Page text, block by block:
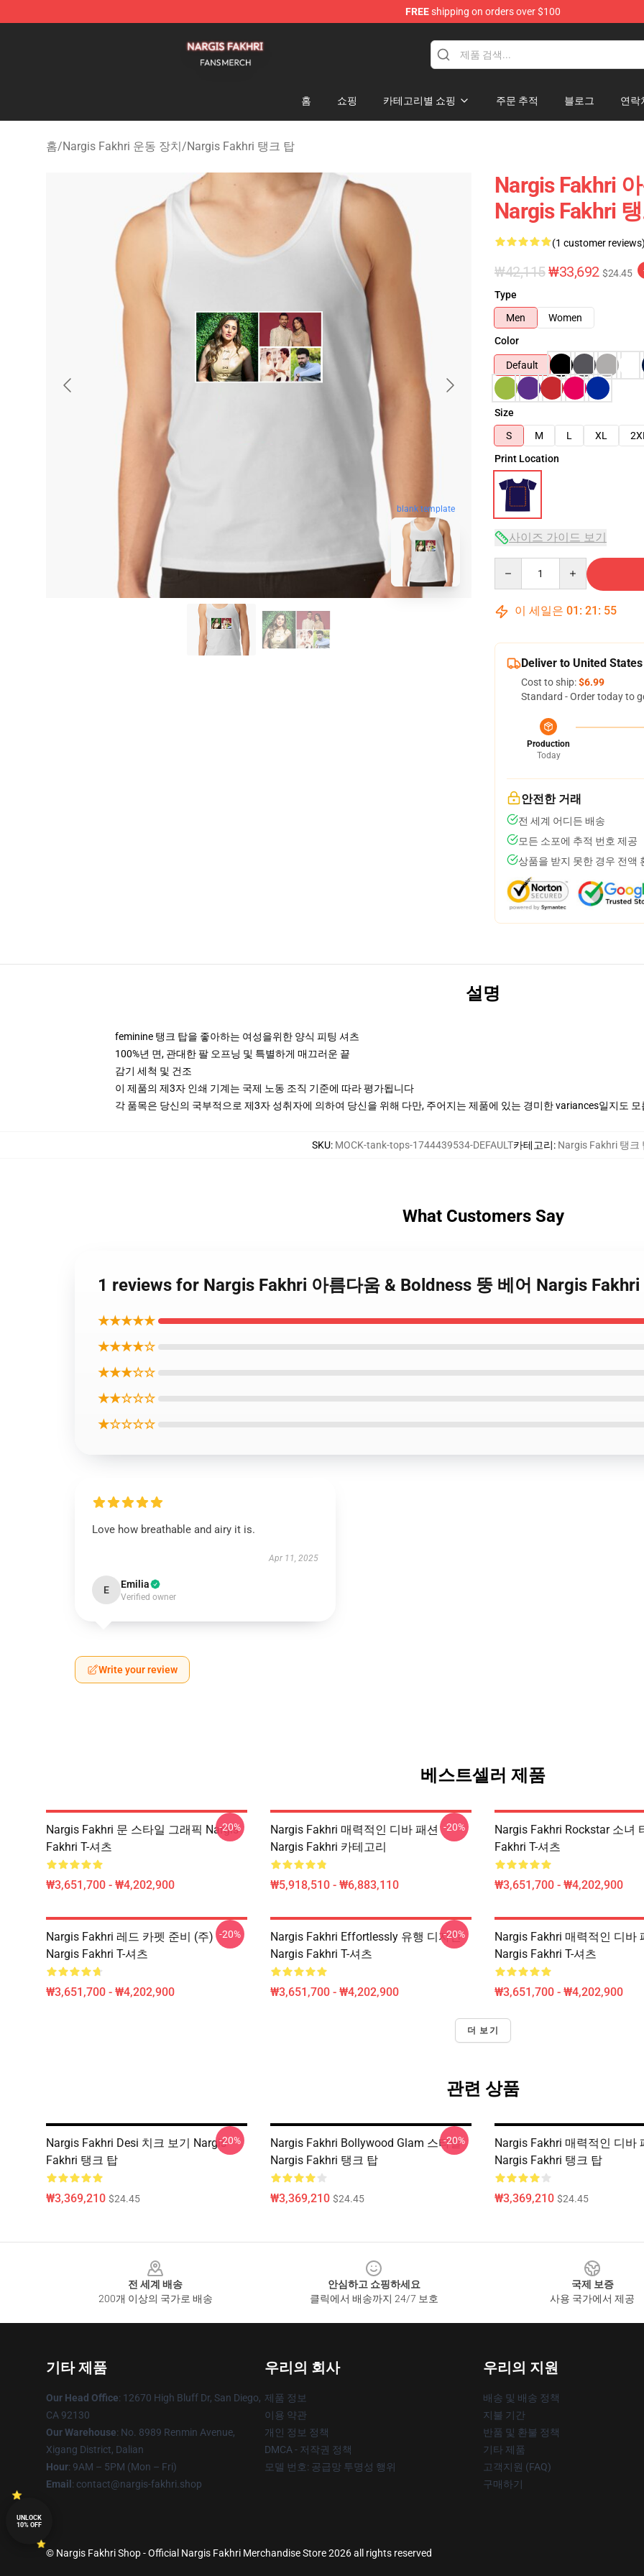
FREEshipping on orders over $100
홈 쇼핑 카테고리별 쇼핑 주문 추적 블로그 연락
홈/Nargis Fakhri 운동 장치/Nargis Fakhri 탱크 탑
blank template
Nargis Fakhri
Nargis Fakhri
(1 customer reviews)
₩42,115₩33,692 $24.45
Type
Men
Women
Color
Default
Size
S
M L XL 2XL
Print Location
사이즈 가이드 보기
이 세일은 01 : 21 : 54
Deliver to United States
Cost to ship:$6.99
Standard - Order today to
Production
Today
안전한 거래
전 세계 어디든 배송
모든 소포에 추적 번호 제공
상품을 받지 못한 경우 전액
설명
feminine 탱크 탑을 좋아하는 여성을위한 양식 피팅 셔츠
100%년 면, 관대한 팔 오프닝 및 특별하게 매끄러운 끝
감기 세척 및 건조
이 제품의 제3자 인쇄 기계는 국제 노동 조직 기준에 따라 평가됩니다
각 품목은 당신의 국부적으로 제3자 성취자에 의하여 당신을 위해 다만, 주어지는 제품에 있는 경미한 variances일지도
SKU: MOCK-tank-tops-1744439534-DEFAULT카테고리: Nargis Fakhri 탱크
What Customers Say
1 reviews for Nargis Fakhri 아름다움 & Boldness 뚱 베어 Nargis Fakhri
★★★★★
★★★★☆
★★★☆☆
★★☆☆☆
★☆☆☆☆
Love how breathable and airy it is.
Apr 11, 2025
E Emilia
Verified owner
Write your review
베스트셀러 제품
Nargis Fakhri 문 스타일 그래픽 Nargis
Fakhri T-셔츠
₩3,651,700 - ₩4,202,900
-20%
Nargis Fakhri 매력적인 디바 패션
Nargis Fakhri 카테고리
₩5,918,510 - ₩6,883,110
-20%
Nargis Fakhri Rockstar 소녀
Fakhri T-셔츠
₩3,651,700 - ₩4,202,900
Nargis Fakhri 레드 카펫 준비 (주)
Nargis Fakhri T-셔츠
₩3,651,700 - ₩4,202,900
-20%
Nargis Fakhri Effortlessly 유행 디자인
Nargis Fakhri T-셔츠
₩3,651,700 - ₩4,202,900
-20%
Nargis Fakhri 매력적인 디바
Nargis Fakhri T-셔츠
₩3,651,700 - ₩4,202,900
더 보기
관련 상품
Nargis Fakhri Desi 치크 보기 Nargis
Fakhri 탱크 탑
₩3,369,210 $24.45
-20%
Nargis Fakhri Bollywood Glam 스타일
Nargis Fakhri 탱크 탑
₩3,369,210 $24.45
-20%
Nargis Fakhri 매력적인 디바
Nargis Fakhri 탱크 탑
₩3,369,210 $24.45
전 세계 배송
200개 이상의 국가로 배송
안심하고 쇼핑하세요
클릭에서 배송까지 24/7 보호
국제 보증
사용 국가에서 제공
기타 제품
Our Head Office: 12670 High Bluff Dr, San Diego,
CA 92130
Our Warehouse: No. 8989 Renmin Avenue,
Xigang District, Dalian
Hour: 9AM – 5PM (Mon – Fri)
Email : contact@nargis-fakhri.shop
우리의 회사
제품 정보
이용 약관
개인 정보 정책
DMCA - 저작권 정책
모델 번호: 공급망 투명성 행위
우리의 지원
배송 및 배송 정책
지불 기간
반품 및 환불 정책
기타 제품
고객지원 (FAQ)
구매하기
© Nargis Fakhri Shop - Official Nargis Fakhri Merchandise Store 2026 all rights reserved
UNLOCK
10% OFF